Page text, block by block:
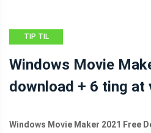
TIP TIL
Windows Movie
download + 6 ting at
Windows Movie Maker 2021 Free